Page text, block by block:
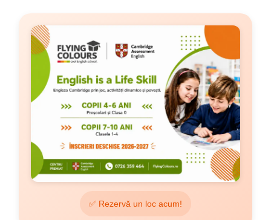
✅ Rezervă un loc acum!